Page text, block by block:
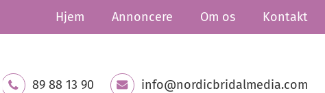
Hjem Annoncere Om os Kontakt
89 88 13 90 info@nordicbridalmedia.com